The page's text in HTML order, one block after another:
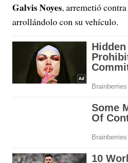
Galvis Noyes, arremetió
arrollándolo con su vehículo.